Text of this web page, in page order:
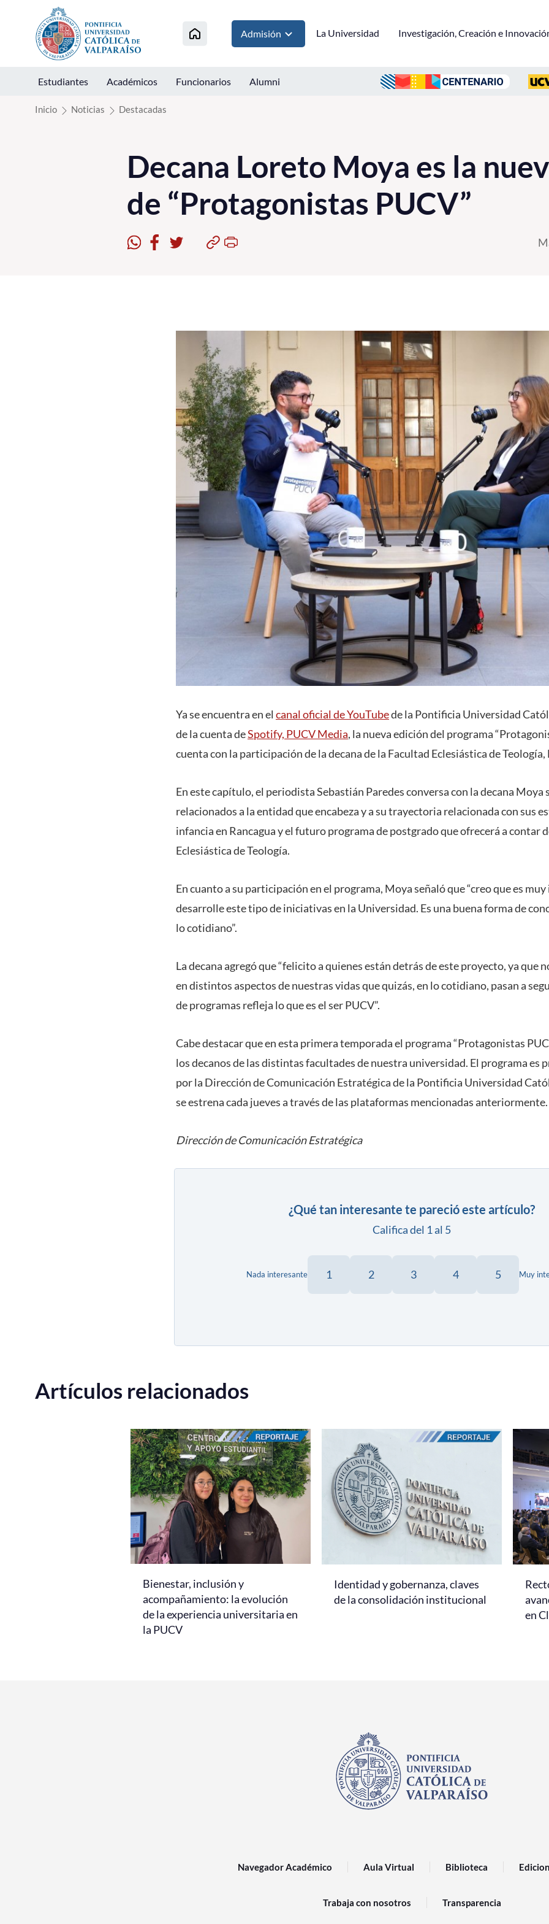
Click acá para ir directamente al contenido
Admisión La Universidad Investigación, Creación e
Estudiantes Académicos Funcionarios Alumni
Inicio Noticias Destacadas
Decana Loreto Moya es la
de “Protagonistas PUCV”
Ya se encuentra en el canal oficial de YouTubede la Pontificia Universidad
de la cuenta deSpotify, PUCV Media, la nueva edición del programa
cuenta con la participación de la decana de la Facultad Eclesiástica de
En este capítulo, el periodista Sebastián Paredes conversa con la decana Moya
relacionados a la entidad que encabeza y a su trayectoria relacionada con sus
infancia en Rancagua y el futuro programa de postgrado que ofrecerá a contar
Eclesiástica de Teología.
En cuanto a su participación en el programa, Moya señaló que “creo que es
desarrolle este tipo de iniciativas en la Universidad. Es una buena forma de
lo cotidiano”.
La decana agregó que “felicito a quienes están detrás de este proyecto, ya que
en distintos aspectos de nuestras vidas que quizás, en lo cotidiano, pasan a
de programas refleja lo que es el ser PUCV”.
Cabe destacar que en esta primera temporada el programa “Protagonistas
los decanos de las distintas facultades de nuestra universidad. El programa es
por la Dirección de Comunicación Estratégica de la Pontificia Universidad
se estrena cada jueves a través de las plataformas mencionadas anteriormente.
Dirección de Comunicación Estratégica
¿Qué tan interesante te pareció este artículo?
Califica del 1 al 5
Nada interesante 1 2 3 4 5 Muy
Artículos relacionados
Bienestar, inclusión y
acompañamiento: la evolución
de la experiencia universitaria en
la PUCV
Identidad y gobernanza, claves
de la consolidación institucional
en
Navegador Académico Aula Virtual Biblioteca
Trabaja con nosotros Transparencia